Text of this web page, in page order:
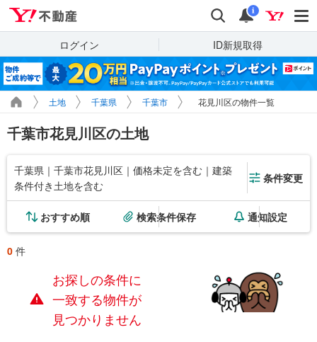
検索 通知
i
ログイン ID新規取得
土地 千葉県 千葉市 花見川区の物件一覧
千葉市花見川区の土地
千葉県｜千葉市花見川区｜価格未定を含む｜建築
条件付き土地を含む
条件変更
おすすめ順 検索条件保存 通知設定
0 件
お探しの条件に
一致する物件が
見つかりません